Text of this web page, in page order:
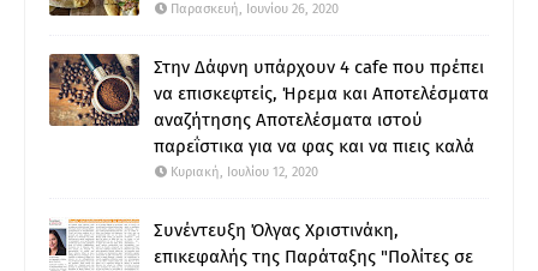
Παρασκευή, Ιουνίου 26, 2020
Στην Δάφνη υπάρχουν 4 cafe που πρέπει
να επισκεφτείς, Ήρεμα και Αποτελέσματα
αναζήτησης Αποτελέσματα ιστού
παρεΐστικα για να φας και να πιεις καλά
Κυριακή, Ιουλίου 12, 2020
Συνέντευξη Όλγας Χριστινάκη,
επικεφαλής της Παράταξης "Πολίτες σε